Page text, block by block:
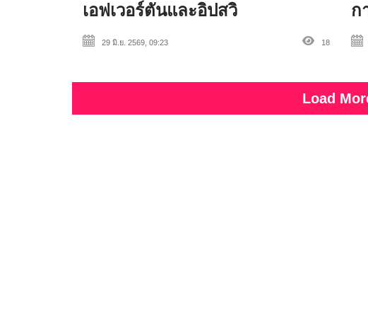
เอฟเวอร์ตันและอิปสวิ
29 มิ.ย. 2569, 09:23 18
ก
Load